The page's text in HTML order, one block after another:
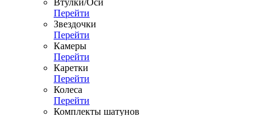
Втулки/Оси
Перейти
Звездочки
Перейти
Камеры
Перейти
Каретки
Перейти
Колеса
Перейти
Комплекты шатунов